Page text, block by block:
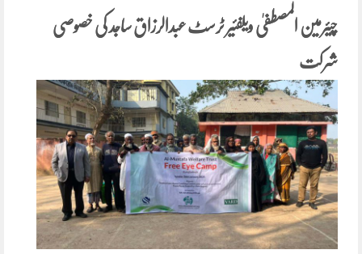
چیئرمین المصطفیٰ ویلفئیر ٹرسٹ عبدالرزاق ساجد کی خصوصی
شرکت